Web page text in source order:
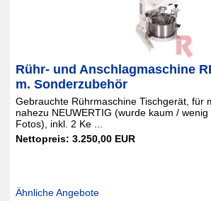
Rühr- und Anschlagmaschine
m. Sonderzubehör
Gebrauchte Rührmaschine Tischgerät, für
nahezu NEUWERTIG (wurde kaum /
Fotos), inkl. 2 Ke ...
Nettopreis: 3.250,00 EUR
Ähnliche Angebote